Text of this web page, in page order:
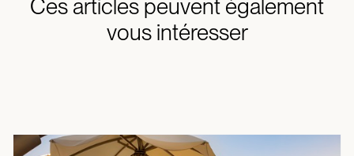
Ces articles peuvent également
vous intéresser